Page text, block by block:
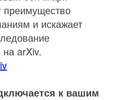
преимущество
и искажает
arXiv.
к вашим